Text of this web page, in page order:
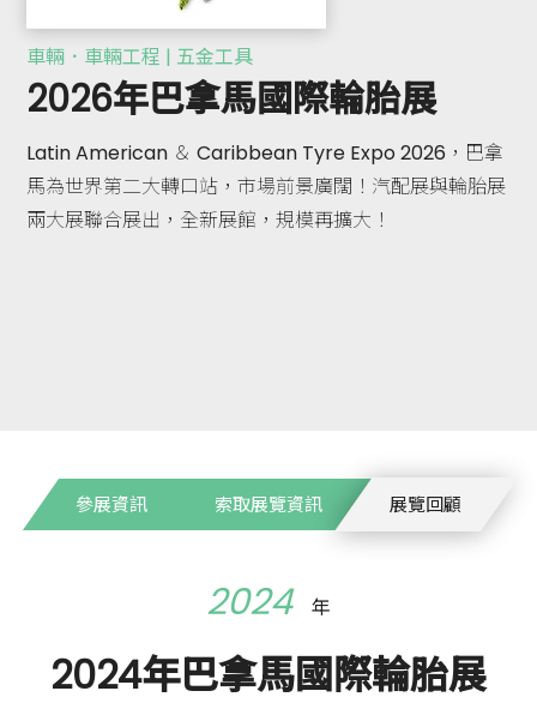
車輛．車輛工程 | 五金工具
2026年巴拿馬國際輪胎展
Latin American ＆ Caribbean Tyre Expo 2026，巴拿
馬為世界第二大轉口站，市場前景廣闊！汽配展與輪胎展
兩大展聯合展出，全新展館，規模再擴大！
參展資訊 索取展覽資訊 展覽回顧
2024 年
2024年巴拿馬國際輪胎展